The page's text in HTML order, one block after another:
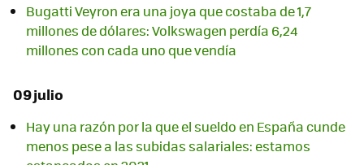
Bugatti Veyron era una joya que costaba de 1,7
millones de dólares: Volkswagen perdía 6,24
millones con cada uno que vendía
09 julio
Hay una razón por la que el sueldo en España cunde
menos pese a las subidas salariales: estamos